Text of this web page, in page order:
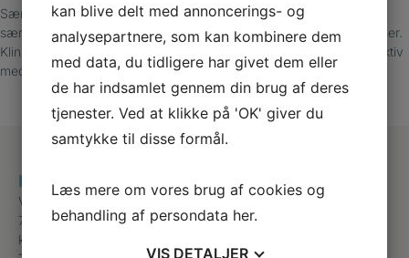
Særligt for unge mellem 8-14 år: Hvis du har ondt bag på hælen,
særligt når du er aktiv, kan det skyldes irritation i hælens vækstzoner.
Klinikken kan hjælpe med at lindre smerterne, så du kan forblive aktiv
med et indlæg eller et hælløft.
Klinik for Fodterapi
Vesterbrogade 9 c
7100 Vejle
klinik@fodterapi-vejle.dk
kan blive delt med annoncerings- og
analysepartnere, som kan kombinere dem
med data, du tidligere har givet dem eller
de har indsamlet gennem din brug af deres
tjenester. Ved at klikke på 'OK' giver du
samtykke til disse formål.
Læs mere om vores brug af cookies og
behandling af persondata her.
VIS DETALJER